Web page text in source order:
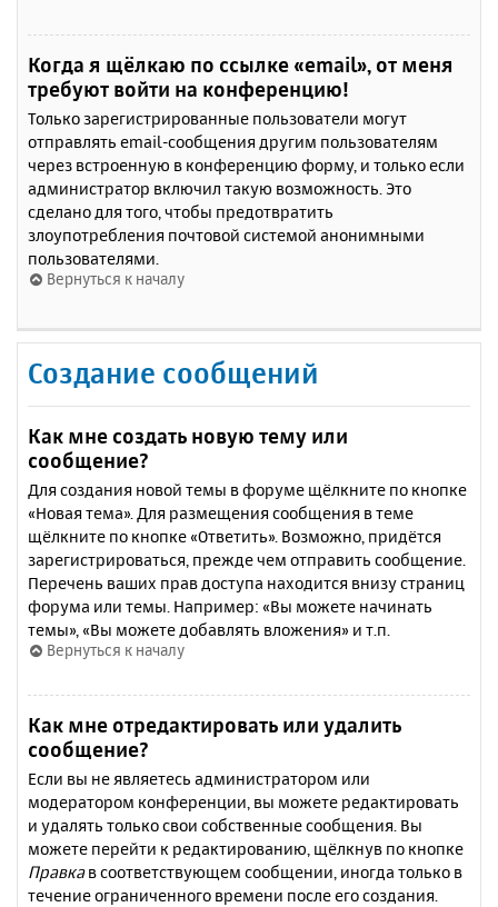
Когда я щёлкаю по ссылке «email», от меня
требуют войти на конференцию!
Только зарегистрированные пользователи могут
отправлять email-сообщения другим пользователям
через встроенную в конференцию форму, и только если
администратор включил такую возможность. Это
сделано для того, чтобы предотвратить
злоупотребления почтовой системой анонимными
пользователями.
Вернуться к началу
Создание сообщений
Как мне создать новую тему или
сообщение?
Для создания новой темы в форуме щёлкните по кнопке
«Новая тема». Для размещения сообщения в теме
щёлкните по кнопке «Ответить». Возможно, придётся
зарегистрироваться, прежде чем отправить сообщение.
Перечень ваших прав доступа находится внизу страниц
форума или темы. Например: «Вы можете начинать
темы», «Вы можете добавлять вложения» и т.п.
Вернуться к началу
Как мне отредактировать или удалить
сообщение?
Если вы не являетесь администратором или
модератором конференции, вы можете редактировать
и удалять только свои собственные сообщения. Вы
можете перейти к редактированию, щёлкнув по кнопке
Правкав соответствующем сообщении, иногда только в
течение ограниченного времени после его создания.